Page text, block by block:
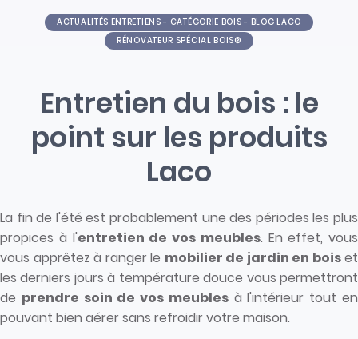
ACTUALITÉS ENTRETIENS - CATÉGORIE BOIS - BLOG LACO
RÉNOVATEUR SPÉCIAL BOIS®
Entretien du bois : le
point sur les produits
Laco
La fin de l'été est probablement une des périodes les plus
propices à l'entretien de vos meubles. En effet, vous
vous apprêtez à ranger le mobilier de jardin en boiset
les derniers jours à température douce vous permettront
de prendre soin de vos meublesà l'intérieur tout en
pouvant bien aérer sans refroidir votre maison.